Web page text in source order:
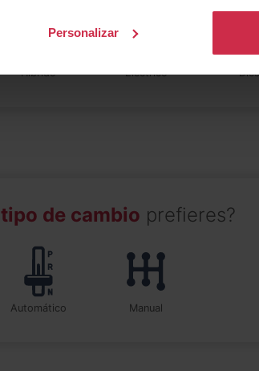
Personalizar
Híbrido Eléctrico
tipo de cambio prefieres?
automático manual